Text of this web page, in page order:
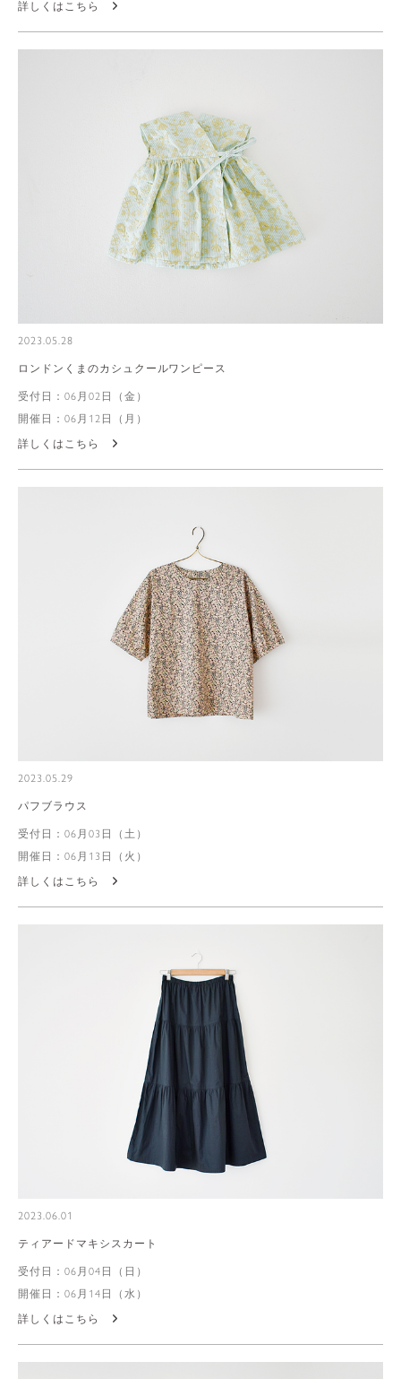
詳しくはこちら
2023.05.28
ロンドンくまのカシュクールワンピース
受付日：06月02日（金）
開催日：06月12日（月）
詳しくはこちら
2023.05.29
パフブラウス
受付日：06月03日（土）
開催日：06月13日（火）
詳しくはこちら
2023.06.01
ティアードマキシスカート
受付日：06月04日（日）
開催日：06月14日（水）
詳しくはこちら